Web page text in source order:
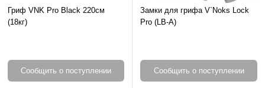
Гриф VNK Pro Black 220см
(18кг)
Сообщить о поступлении
Замки для грифа V`Noks Lock
Pro (LB-A)
Сообщить о поступлении